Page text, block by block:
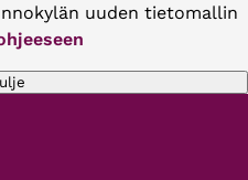
uuden tietomallin